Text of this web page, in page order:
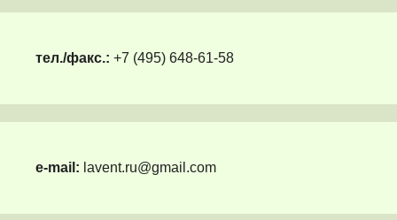
тел./факс.: +7 (495) 648-61-58
e-mail: lavent.ru@gmail.com